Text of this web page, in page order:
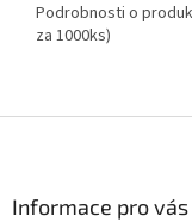
Podrobnosti o
za 1000ks)
Informace pro vás